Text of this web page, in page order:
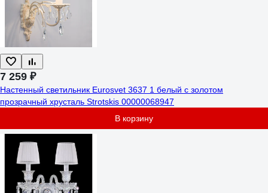
7 259 ₽
Настенный светильник Eurosvet 3637 1 белый с золотом
прозрачный хрусталь Strotskis 00000068947
В корзину